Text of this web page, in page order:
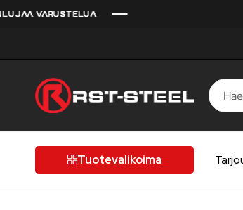
VARUSTELUA
VARUSTELUA
VARUSTELUA
VARUSTELUA
VARUSTELUA
laatutietoiselle
autoilijalleTuotevalikoima